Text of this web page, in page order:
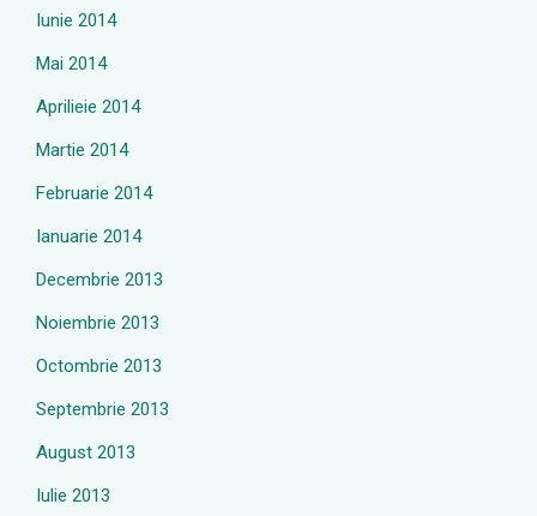
Iunie 2014
Mai 2014
Aprilieie 2014
Martie 2014
Februarie 2014
Ianuarie 2014
Decembrie 2013
Noiembrie 2013
Octombrie 2013
Septembrie 2013
August 2013
Iulie 2013